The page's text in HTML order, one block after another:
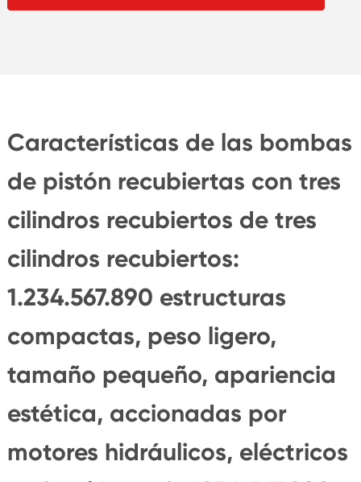
Características de las bombas
de pistón recubiertas con tres
cilindros recubiertos de tres
cilindros recubiertos:
1.234.567.890 estructuras
compactas, peso ligero,
tamaño pequeño, apariencia
estética, accionadas por
motores hidráulicos, eléctricos